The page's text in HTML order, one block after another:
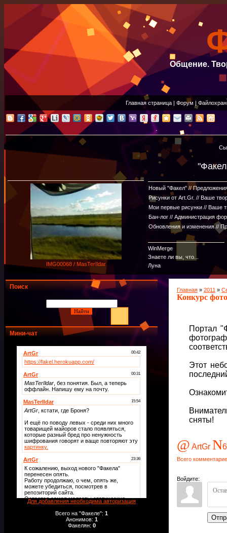
Общение.
Главная страница| Форум |
IMG00068 / MasTerIldar
Новый "Факел" //
Рисунки от Art.Gr. // Ваше
Мои первые рисунки // Ваше
Бан-лог // Администрация
Обновления и изменения //
WinMerge
Знаете ли вы, что...
Луна
Поиск
Мини-чат
Для добавления необходима авторизация
Всего на "Факеле": 1
Анонимов: 1
Факелян: 0
Главная » 2011 »
Конкурс
Портал
Этот
сняты!
@ ArtGr N
Всего
Войдите: